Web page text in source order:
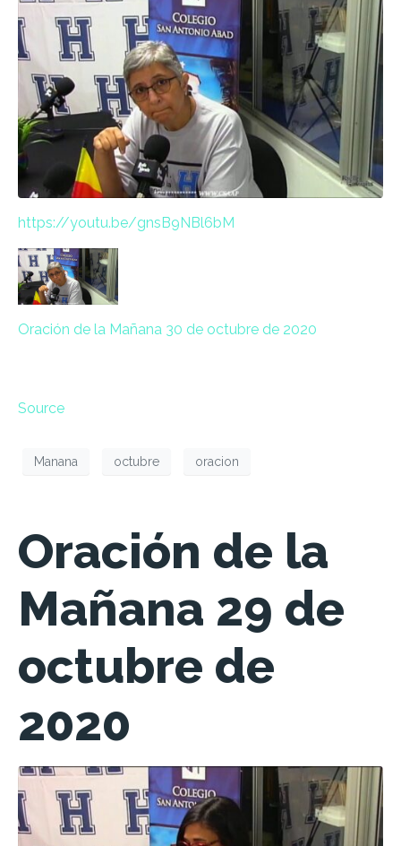
https://youtu.be/gnsB9NBl6bM
Oración de la Mañana 30 de octubre de 2020
Source
Manana octubre oracion
Oración de la
Mañana 29 de
octubre de
2020